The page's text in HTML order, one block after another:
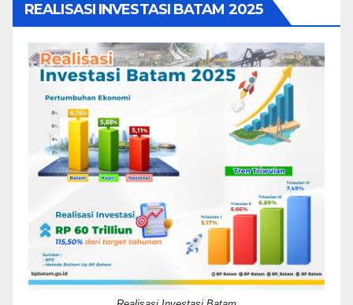
REALISASI INVESTASI BATAM 2025